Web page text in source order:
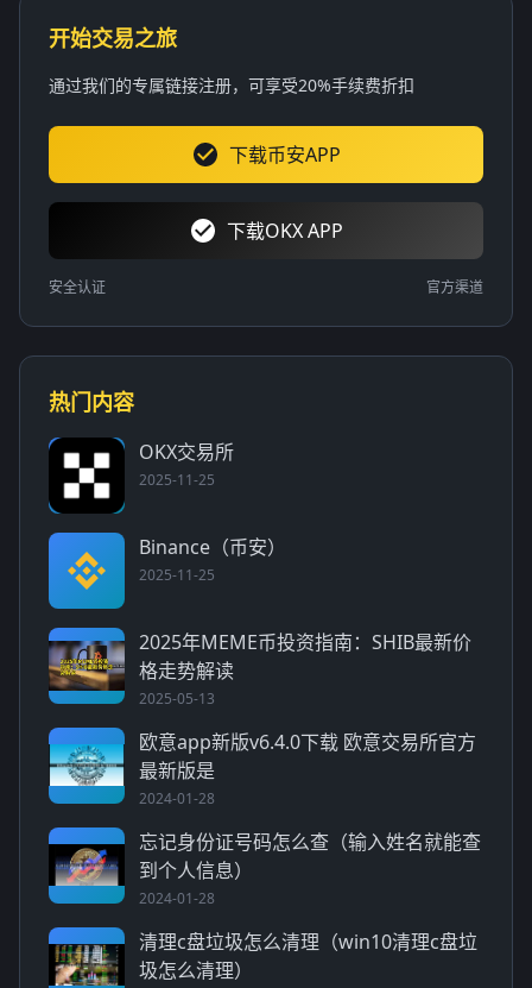
开始交易之旅
通过我们的专属链接注册，可享受20%手续费折扣
下载币安APP
下载OKX APP
安全认证 官方渠道
热门内容
OKX交易所
2025-11-25
Binance（币安）
2025-11-25
2025年MEME币投资指南：SHIB最新价
格走势解读
2025-05-13
欧意app新版v6.4.0下载 欧意交易所官方
最新版是
2024-01-28
忘记身份证号码怎么查（输入姓名就能查
到个人信息）
2024-01-28
清理c盘垃圾怎么清理（win10清理c盘垃
圾怎么清理）